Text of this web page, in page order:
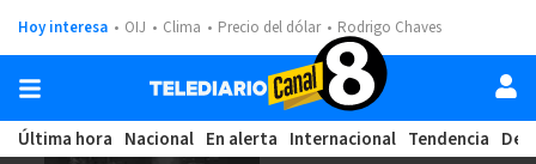
Hoy interesa OIJ Clima Precio del dólar Rodrigo Chaves
Última hora Nacional En alerta Internacional Tendencia